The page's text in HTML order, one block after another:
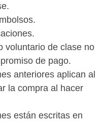
voluntario de clase no
de pago.
anteriores aplican al
la compra al hacer
están escritas en